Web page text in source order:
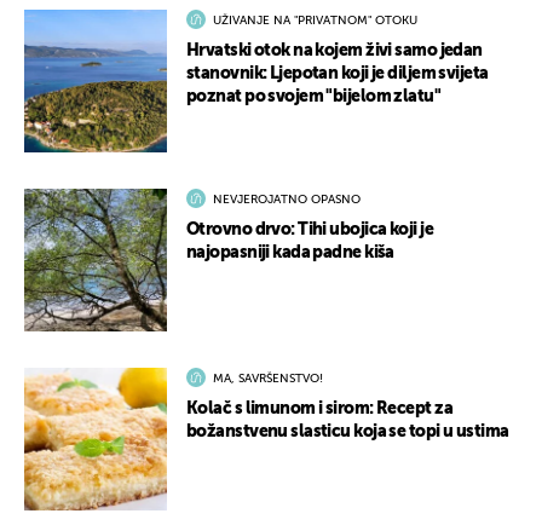
UŽIVANJE NA "PRIVATNOM" OTOKU
Hrvatski otok na kojem živi samo jedan
stanovnik: Ljepotan koji je diljem svijeta
poznat po svojem "bijelom zlatu"
NEVJEROJATNO OPASNO
Otrovno drvo: Tihi ubojica koji je
najopasniji kada padne kiša
MA, SAVRŠENSTVO!
Kolač s limunom i sirom: Recept za
božanstvenu slasticu koja se topi u ustima